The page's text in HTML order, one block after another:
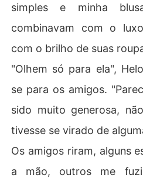
simples e minha
combinavam com o
com o brilho de suas
"Olhem só para ela",
se para os amigos.
sido muito generosa,
tivesse se virado de
Os amigos riram, alguns
a mão, outros me